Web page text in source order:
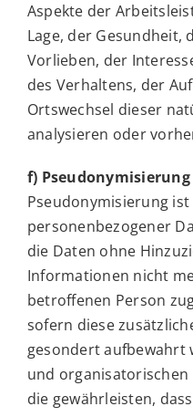
Aspekte der
Lage, der Gesundheit,
Vorlieben, der
des Verhaltens, der
Ortswechsel dieser
analysieren oder
f) Pseudonymisierung
Pseudonymisierung
personenbezogener
die Daten ohne
Informationen nicht
betroffenen Person
sofern diese
gesondert aufbewahrt
und
die gewährleisten,